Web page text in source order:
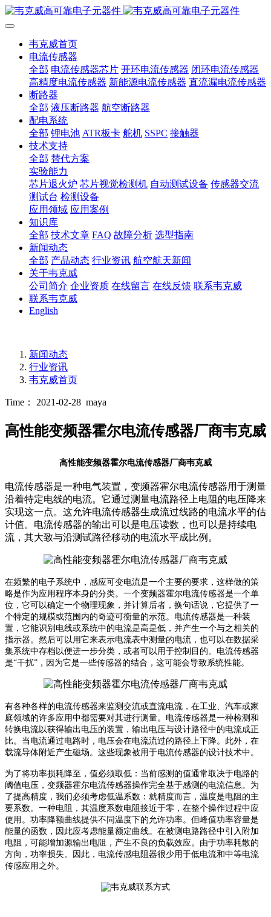
韦克威首页
电流传感器
全部 电流传感器芯片 开环电流传感器 闭环电流传感器
高精度电流传感器 新能源电流传感器 直流漏电流传感器
断路器
全部 液压断路器 航空断路器
配电系统
全部 锂电池 ATR板卡 舵机 SSPC 接触器
技术支持
全部 替代方案
实验能力
芯片退火炉 芯片视觉检测机 自动测试设备 传感器交流
测试台 检测设备
应用领域 应用案例
知识库
全部 技术文章 FAQ 故障分析 选型指南
新闻动态
全部 产品动态 行业资讯 航空航天新闻
关于韦克威
公司简介 企业资质 在线留言 在线反馈 联系韦克威
联系韦克威
English
新闻动态
行业资讯
韦克威首页
Time： 2021-02-28 maya
高性能变频器霍尔电流传感器厂商韦克威
高性能变频器霍尔电流传感器厂商韦克威
电流传感器是一种电气装置，变频器霍尔电流传感器用于测量
沿着特定电线的电流。它通过测量电流路径上电阻的电压降来
实现这一点。这允许电流传感器生成流过线路的电流水平的估
计值。电流传感器的输出可以是电压读数，也可以是持续电
流，其大致与沿测试路径移动的电流水平成比例。
在频繁的电子系统中，感应可变电流是一个主要的要求，这样做的策
略是作为应用程序本身的分类。一个变频器霍尔电流传感器是一个单
位，它可以确定一个物理现象，并计算后者，换句话说，它提供了一
个特定的规模或范围内的奇迹可衡量的示范。电流传感器是一种装
置，它能识别电线或系统中的电流是高是低，并产生一个与之相关的
指示器。然后可以用它来表示电流表中测量的电流，也可以在数据采
集系统中存档以便进一步分类，或者可以用于控制目的。电流传感器
是“干扰”，因为它是一些传感器的结合，这可能会导致系统性能。
有各种各样的电流传感器来监测交流或直流电流，在工业、汽车或家
庭领域的许多应用中都需要对其进行测量。 电流传感器是一种检测和
转换电流以获得输出电压的装置，输出电压与设计路径中的电流成正
比。当电流通过电路时，电压会在电流流过的路径上下降。此外，在
载流导体附近产生磁场。这些现象被用于电流传感器的设计技术中。
为了将功率损耗降至，值必须取低：当前感测的值通常取决于电路的
阈值电压，变频器霍尔电流传感器操作完全基于感测的电流信息。 为
了提高精度，我们必须考虑低温系数： 就精度而言，温度是电阻的主
要系数。一种电阻，其温度系数电阻接近于零，在整个操作过程中应
使用。功率降额曲线提供不同温度下的允许功率。但峰值功率容量是
能量的函数，因此应考虑能量额定曲线。 在被测电路路径中引入附加
电阻，可能增加源输出电阻，产生不良的负载效应。由于功率耗散的
方向，功率损失。因此，电流传感电阻器很少用于低电流和中等电流
传感应用之外。